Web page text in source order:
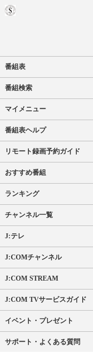
番組表
番組検索
マイメニュー
番組表ヘルプ
リモート録画予約ガイド
おすすめ番組
ランキング
チャンネル一覧
J:テレ
J:COMチャンネル
J:COM STREAM
J:COM TVサービスガイド
イベント・プレゼント
サポート・よくある質問